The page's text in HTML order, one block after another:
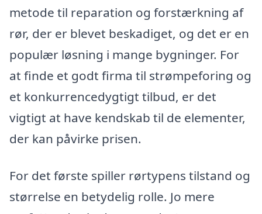
metode til reparation og forstærkning af
rør, der er blevet beskadiget, og det er en
populær løsning i mange bygninger. For
at finde et godt firma til strømpeforing og
et konkurrencedygtigt tilbud, er det
vigtigt at have kendskab til de elementer,
der kan påvirke prisen.
For det første spiller rørtypens tilstand og
størrelse en betydelig rolle. Jo mere